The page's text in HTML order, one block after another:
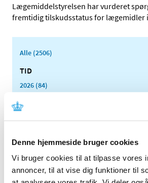
Denne hjemmeside bruger cookies
Vi bruger cookies til at tilpasse vores
annoncer, til at vise dig funktioner til
Lægemiddelstyrelsen har vurderet
fremtidig tilskudsstatus for lægemidler
Alle (2506)
TID
2026 (84)
2024 (224)
2022 (197)
2021 (516)
2020 (263)